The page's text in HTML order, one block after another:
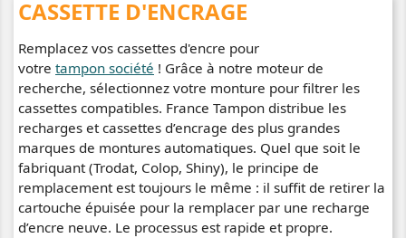
CASSETTE D'ENCRAGE
Remplacez vos cassettes d'encre pour
votre tampon société ! Grâce à notre moteur de
recherche, sélectionnez votre monture pour filtrer les
cassettes compatibles. France Tampon distribue les
recharges et cassettes d’encrage des plus grandes
marques de montures automatiques. Quel que soit le
fabriquant (Trodat, Colop, Shiny), le principe de
remplacement est toujours le même : il suffit de retirer la
cartouche épuisée pour la remplacer par une recharge
d’encre neuve. Le processus est rapide et propre.